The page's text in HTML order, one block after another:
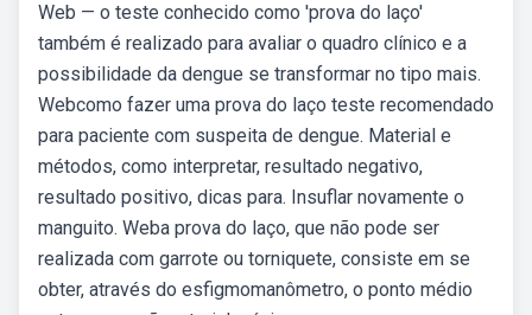
Web — o teste conhecido como 'prova do laço'
também é realizado para avaliar o quadro clínico e a
possibilidade da dengue se transformar no tipo mais.
Webcomo fazer uma prova do laço teste recomendado
para paciente com suspeita de dengue. Material e
métodos, como interpretar, resultado negativo,
resultado positivo, dicas para. Insuflar novamente o
manguito. Weba prova do laço, que não pode ser
realizada com garrote ou torniquete, consiste em se
obter, através do esfigmomanômetro, o ponto médio